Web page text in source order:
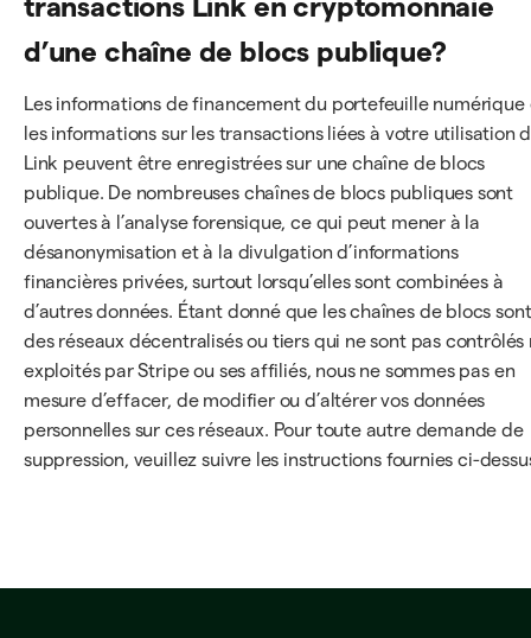
transactions Link en cryptomonnaie
d’une chaîne de blocs publique?
Les informations de financement du portefeuille numérique
les informations sur les transactions liées à votre utilisation
Link peuvent être enregistrées sur une chaîne de blocs
publique. De nombreuses chaînes de blocs publiques sont
ouvertes à l’analyse forensique, ce qui peut mener à la
désanonymisation et à la divulgation d’informations
financières privées, surtout lorsqu’elles sont combinées à
d’autres données. Étant donné que les chaînes de blocs sont
des réseaux décentralisés ou tiers qui ne sont pas contrôlés
exploités par Stripe ou ses affiliés, nous ne sommes pas en
mesure d’effacer, de modifier ou d’altérer vos données
personnelles sur ces réseaux. Pour toute autre demande de
suppression, veuillez suivre les instructions fournies ci-